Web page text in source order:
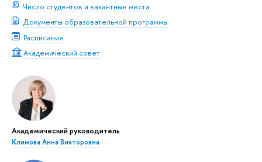
Число студентов и вакантные места
Документы образовательной программы
Расписание
Академический совет
Академический руководитель
Климова Анна Викторовна